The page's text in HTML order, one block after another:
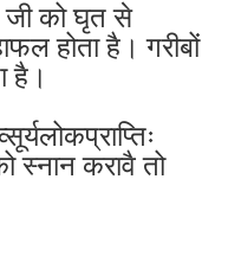
जी को घृत से
होता है। गरीबों
है।
स्नान करावै तो